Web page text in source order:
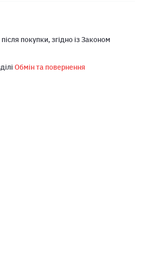
покупки, згідно із Законом
Обмін та повернення